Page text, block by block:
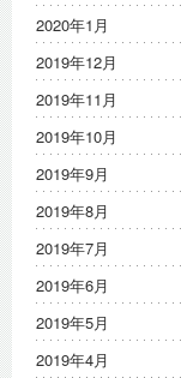
2020年1月
2019年12月
2019年11月
2019年10月
2019年9月
2019年8月
2019年7月
2019年6月
2019年5月
2019年4月